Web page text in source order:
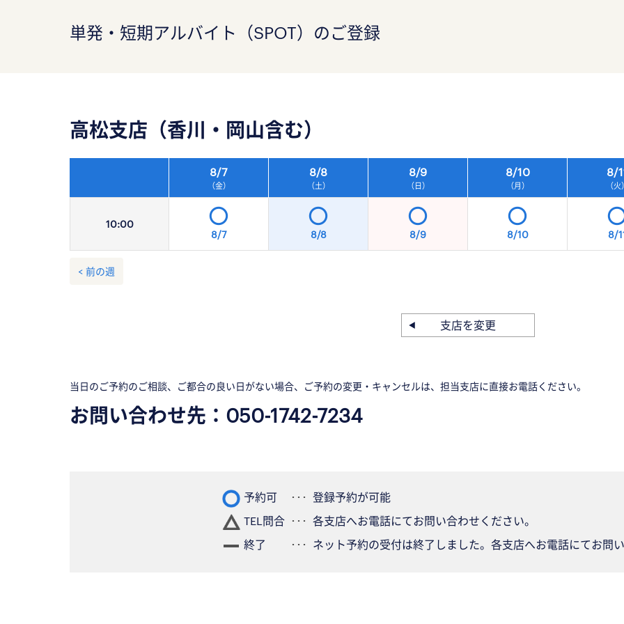
単発・短期アルバイト（SPOT）のご登録
高松支店（香川・岡山含む）
10:00
8/7
（金）
8/8
（土）
8/9
（日）
8/10
（月）
8/
（火）
8/7 8/8 8/9 8/10 8/
< 前の週
支店を変更
当日のご予約のご相談、ご都合の良い日がない場合、ご予約の変更・キャンセルは、担当支店に直接お電話ください。
お問い合わせ先： 050-1742-7234
予約可
登録予約が可能
TEL問合
各支店へお電話にてお問い合わせください。
終了
ネット予約の受付は終了しました。各支店へお電話にてお問い